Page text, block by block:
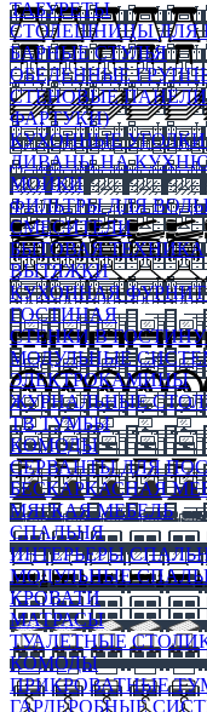
ТАБУРЕТЫ
СТОЛЕШНИЦЫ ДЛЯ
БАРНЫЕ СТУЛЬЯ
ОБЕДЕННЫЕ
СТЕНОВЫЕ
ФАРТУКИ)
КУХОННЫЕ
ДИВАНЫ НА
МОЙКИ
ФИЛЬТРЫ ДЛЯ
СМЕСИТЕЛИ
БЫТОВАЯ ТЕХНИКА
ВЫТЯЖКИ
КУХОННАЯ
ГОСТИНАЯ
СТЕНКИ В
МОДУЛЬНЫЕ
ЭЛЕКТРОКАМИНЫ
ЖУРНАЛЬНЫЕ
ТВ ТУМБЫ
КОМОДЫ
СЕРВАНТЫ ДЛЯ
БЕСКАРКАСНАЯ
МЯГКАЯ МЕБЕЛЬ
СПАЛЬНЯ
ИНТЕРЬЕРЫ
МОДУЛЬНЫЕ
КРОВАТИ
МАТРАСЫ
ТУАЛЕТНЫЕ
КОМОДЫ
ПРИКРОВАТНЫЕ
ГАРДЕРОБНЫЕ